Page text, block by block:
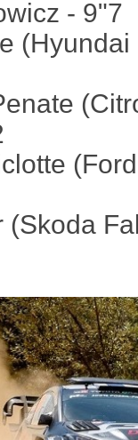
- 9"7
(Skoda